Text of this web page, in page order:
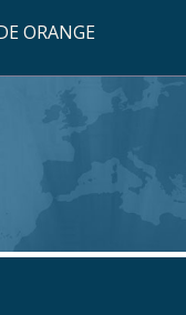
ORANGE